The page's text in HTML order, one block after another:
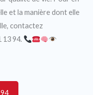
et la manière dont elle
contactez
13 94.